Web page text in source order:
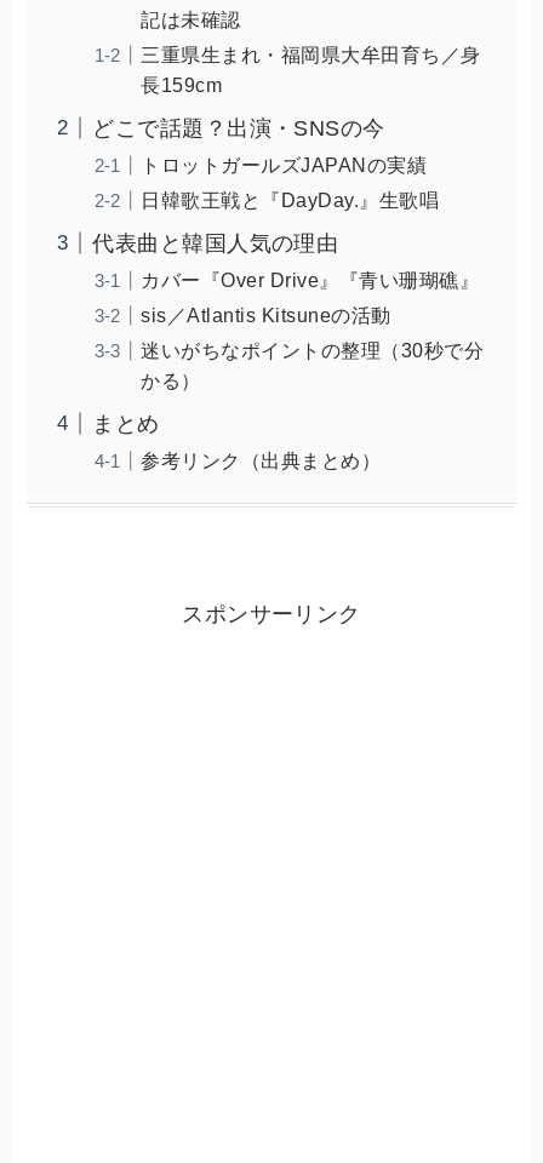
記は未確認
三重県生まれ・福岡県大牟田育ち／身
長159cm
どこで話題？出演・SNSの今
トロットガールズJAPANの実績
日韓歌王戦と『DayDay.』生歌唱
代表曲と韓国人気の理由
カバー『Over Drive』『青い珊瑚礁』
sis／Atlantis Kitsuneの活動
迷いがちなポイントの整理（30秒で分
かる）
まとめ
参考リンク（出典まとめ）
スポンサーリンク